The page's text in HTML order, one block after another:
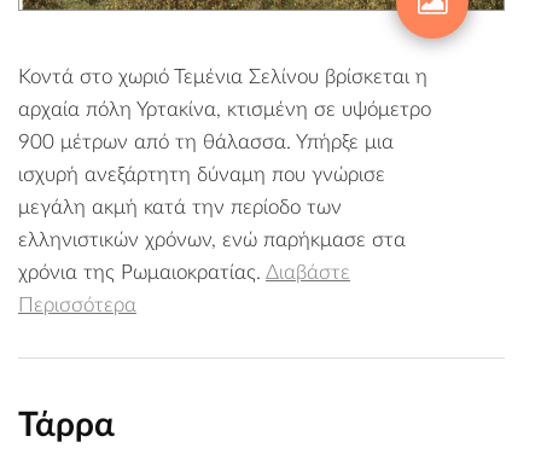
Κοντά στο χωριό Τεμένια Σελίνου βρίσκεται η
αρχαία πόλη Υρτακίνα, κτισμένη σε υψόμετρο
900 μέτρων από τη θάλασσα. Υπήρξε μια
ισχυρή ανεξάρτητη δύναμη που γνώρισε
μεγάλη ακμή κατά την περίοδο των
ελληνιστικών χρόνων, ενώ παρήκμασε στα
χρόνια της Ρωμαιοκρατίας. Διαβάστε
Περισσότερα
Τάρρα